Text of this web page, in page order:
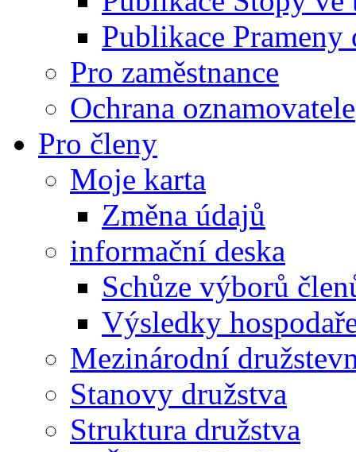
Publikace
Pro zaměstnance
Ochrana oznamovatele
Pro členy
Moje karta
Změna údajů
informační deska
Schůze výborů
Výsledky
Mezinárodní
Stanovy družstva
Struktura družstva